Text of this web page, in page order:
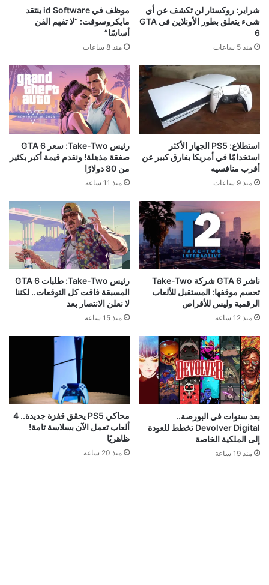
شراير: روكستار لن تكشف عن أي
شيء يتعلق بطور الأونلاين في GTA
6
منذ 5 ساعات
موظف في id Software ينتقد
مايكروسوفت: “لا تفهم الفن
أساسًا”
منذ 8 ساعات
استطلاع: PS5 الجهاز الأكثر
استخدامًا في أمريكا بفارق كبير عن
أقرب منافسيه
منذ 9 ساعات
رئيس Take-Two: سعر GTA 6
صفقة مذهلة! ونقدم قيمة أكبر بكثير
من 80 دولارًا
منذ 11 ساعة
ناشر GTA 6 شركة Take-Two
تحسم موقفها: المستقبل للألعاب
الرقمية وليس للأقراص
منذ 12 ساعة
رئيس Take-Two: طلبات GTA 6
المسبقة فاقت كل التوقعات.. لكننا
لا نعلن الانتصار بعد
منذ 15 ساعة
بعد سنوات في البورصة..
Devolver Digital تخطط للعودة
إلى الملكية الخاصة
منذ 19 ساعة
محاكي PS5 يحقق قفزة جديدة.. 4
ألعاب تعمل الآن بسلاسة تامة!
ظاهريًا
منذ 20 ساعة